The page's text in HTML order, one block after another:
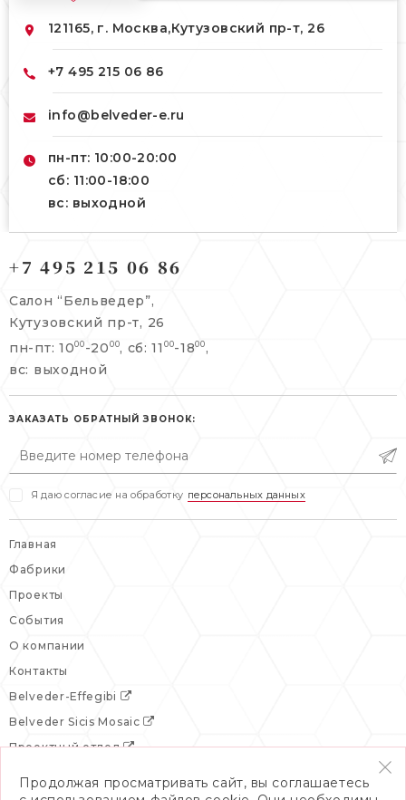
121165, г. Москва,Кутузовский пр-т, 26
+7 495 215 06 86
info@belveder-e.ru
пн-пт: 10:00-20:00
сб: 11:00-18:00
вс: выходной
121165, г. Москва,Кутузовский пр-т, 26
+7 495 215 06 86
info@belveder-e.ru
пн-пт: 10:00-20:00
сб, вс: выходной
121165, г. Москва,
+7 495 477 45 43
info@belveder-e.ru
пн-пт: 10:00-19:00
вс: выходной
+7 495 215 06 86
Салон “Бельведер”,
Кутузовский пр-т, 26
пн-пт: 1000 -20 00, сб: 11 00-1800 ,
вс: выходной
ЗАКАЗАТЬ ОБРАТНЫЙ ЗВОНОК:
Я даю согласие на обработку персональных данных
Главная
Фабрики
Проекты
События
О компании
Контакты
Belveder-Effegibi
Belveder Sicis Mosaic
Проектный отдел
Продолжая просматривать сайт, вы соглашаетесь